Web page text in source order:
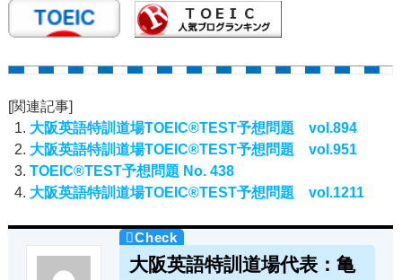
[関連記事]
大阪英語特訓道場TOEIC®TEST予想問題 vol.894
大阪英語特訓道場TOEIC®TEST予想問題 vol.951
TOEIC®TEST予想問題 No. 438
大阪英語特訓道場TOEIC®TEST予想問題 vol.1211
大阪英語特訓道場代表：亀